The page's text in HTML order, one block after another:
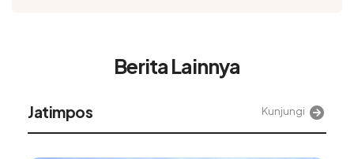
Berita Lainnya
Alinea Kunjungi